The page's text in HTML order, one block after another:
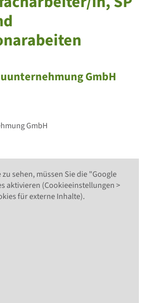
GmbH
GmbH
zu sehen, müssen Sie die "Google
aktivieren (Cookieeinstellungen >
für externe Inhalte).